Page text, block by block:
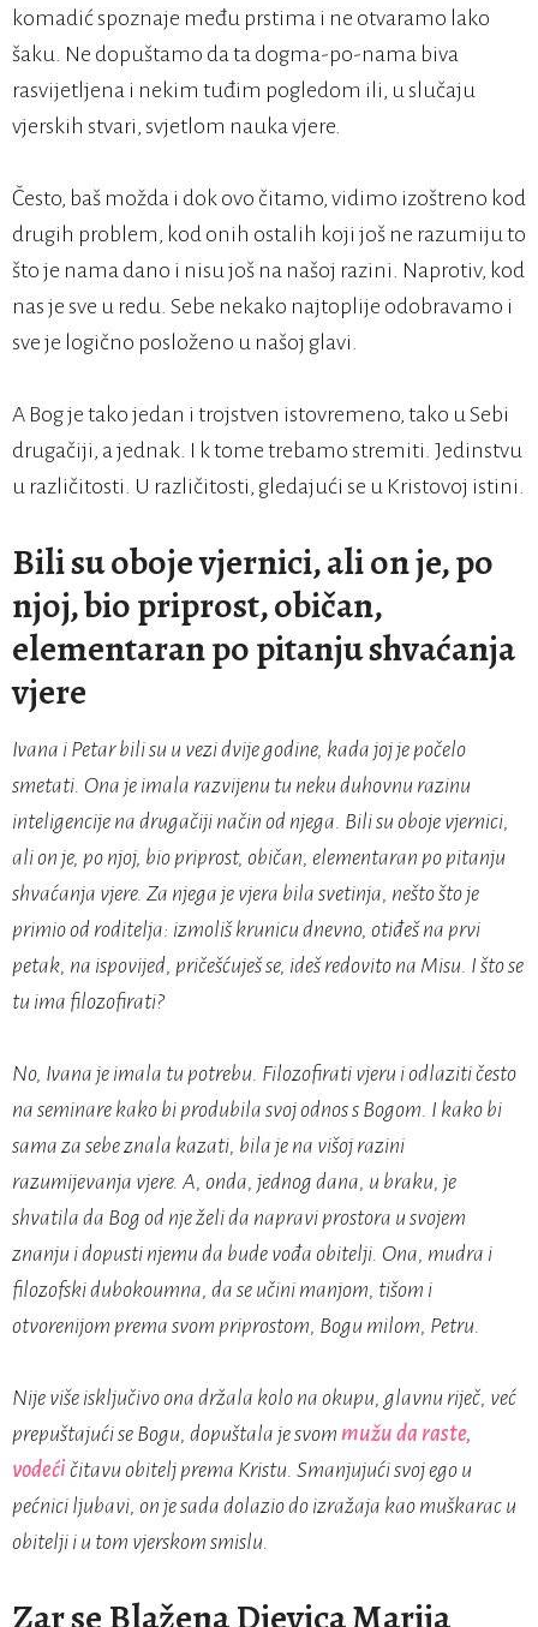
komadić spoznaje među prstima i ne otvaramo lako
šaku. Ne dopuštamo da ta dogma-po-nama biva
rasvijetljena i nekim tuđim pogledom ili, u slučaju
vjerskih stvari, svjetlom nauka vjere.
Često, baš možda i dok ovo čitamo, vidimo izoštreno kod
drugih problem, kod onih ostalih koji još ne razumiju to
što je nama dano i nisu još na našoj razini. Naprotiv, kod
nas je sve u redu. Sebe nekako najtoplije odobravamo i
sve je logično posloženo u našoj glavi.
A Bog je tako jedan i trojstven istovremeno, tako u Sebi
drugačiji, a jednak. I k tome trebamo stremiti. Jedinstvu
u različitosti. U različitosti, gledajući se u Kristovoj istini.
Bili su oboje vjernici, ali on je, po
njoj, bio priprost, običan,
elementaran po pitanju shvaćanja
vjere
Ivana i Petar bili su u vezi dvije godine, kada joj je počelo
smetati. Ona je imala razvijenu tu neku duhovnu razinu
inteligencije na drugačiji način od njega. Bili su oboje vjernici,
ali on je, po njoj, bio priprost, običan, elementaran po pitanju
shvaćanja vjere. Za njega je vjera bila svetinja, nešto što je
primio od roditelja: izmoliš krunicu dnevno, otiđeš na prvi
petak, na ispovijed, pričešćuješ se, ideš redovito na Misu. I što se
tu ima filozofirati?
No, Ivana je imala tu potrebu. Filozofirati vjeru i odlaziti često
na seminare kako bi produbila svoj odnos s Bogom. I kako bi
sama za sebe znala kazati, bila je na višoj razini
razumijevanja vjere. A, onda, jednog dana, u braku, je
shvatila da Bog od nje želi da napravi prostora u svojem
znanju i dopusti njemu da bude vođa obitelji. Ona, mudra i
filozofski dubokoumna, da se učini manjom, tišom i
otvorenijom prema svom priprostom, Bogu milom, Petru.
Nije više isključivo ona držala kolo na okupu, glavnu riječ, već
prepuštajući se Bogu, dopuštala je svom mužu da raste,
vodeći čitavu obitelj prema Kristu. Smanjujući svoj ego u
pećnici ljubavi, on je sada dolazio do izražaja kao muškarac u
obitelji i u tom vjerskom smislu.